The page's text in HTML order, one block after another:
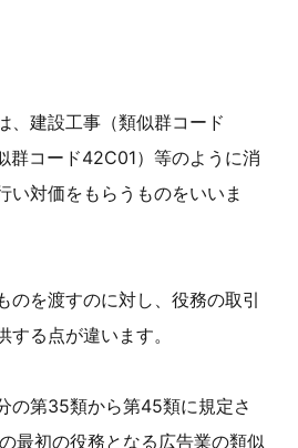
、建設工事（類似群コード
群コード42C01）等のように消
い対価をもらうものをいいま
のを渡すのに対し、役務の取引
る点が違います。
の第35類から第45類に規定さ
最初の役務となる広告業の類似